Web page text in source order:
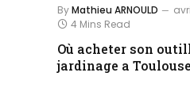
ByMathieu ARNOULD
4 Mins Read
Où acheter son
jardinage a Toulouse